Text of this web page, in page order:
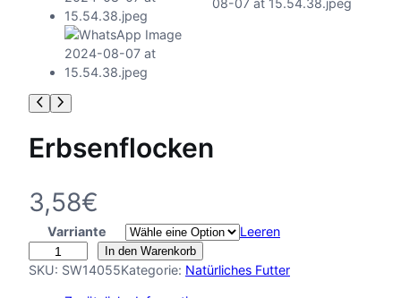
Erbsenflocken
3,58€
Varriante
Leeren
r
In den Warenkorb
SKU: SW14055Kategorie: Natürliches Futter